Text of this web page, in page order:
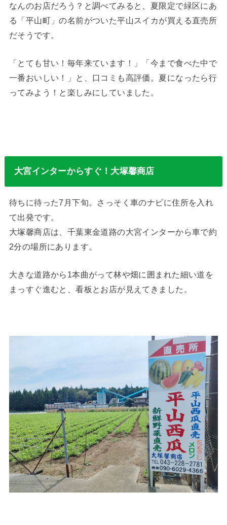
なんのお店だろう？と調べてみると、夏限定で緑区にあ
る「平山町」の名前がついた平山スイカが買える直売所
だそうです。
「とても甘い！毎年来ています！」「今まで食べた中で
一番おいしい！」と、口コミも高評価。夏になったら行
ってみよう！と楽しみにしていました。
大宮インターからすぐ！大塚馨商店
待ちに待った7月下旬。さっそく車のナビに住所を入れ
て出発です。
大塚馨商店は、千葉東金道路の大宮インターから車で約
2分の場所にあります。
大きな道路から1本曲がって林や畑に囲まれた細い道を
まっすぐ進むと、看板とお店が見えてきました。